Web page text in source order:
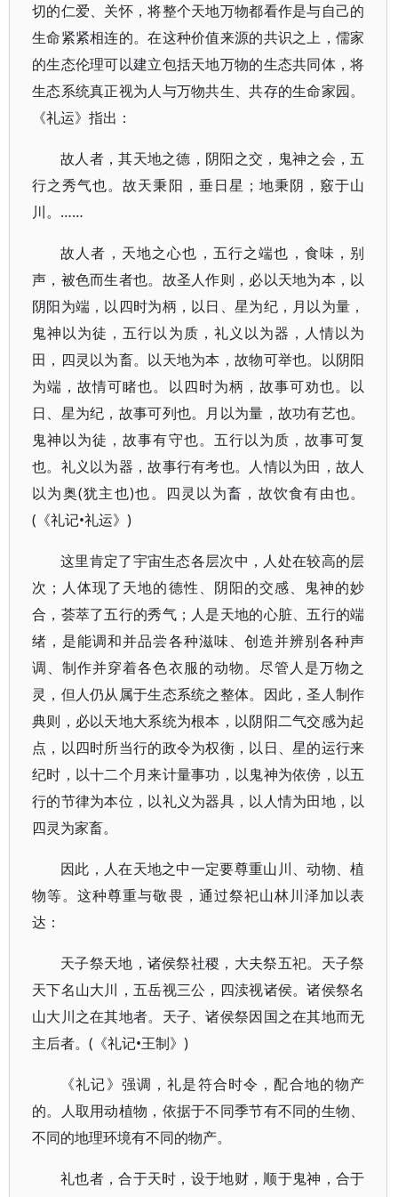
切的仁爱、关怀，将整个天地万物都看作是与自己的
生命紧紧相连的。在这种价值来源的共识之上，儒家
的生态伦理可以建立包括天地万物的生态共同体，将
生态系统真正视为人与万物共生、共存的生命家园。
《礼运》指出：
故人者，其天地之德，阴阳之交，鬼神之会，五
行之秀气也。故天秉阳，垂日星；地秉阴，竅于山
川。……
故人者，天地之心也，五行之端也，食味，别
声，被色而生者也。故圣人作则，必以天地为本，以
阴阳为端，以四时为柄，以日、星为纪，月以为量，
鬼神以为徒，五行以为质，礼义以为器，人情以为
田，四灵以为畜。以天地为本，故物可举也。以阴阳
为端，故情可睹也。以四时为柄，故事可劝也。以
日、星为纪，故事可列也。月以为量，故功有艺也。
鬼神以为徒，故事有守也。五行以为质，故事可复
也。礼义以为器，故事行有考也。人情以为田，故人
以为奥(犹主也)也。四灵以为畜，故饮食有由也。
(《礼记•礼运》)
这里肯定了宇宙生态各层次中，人处在较高的层
次；人体现了天地的德性、阴阳的交感、鬼神的妙
合，荟萃了五行的秀气；人是天地的心脏、五行的端
绪，是能调和并品尝各种滋味、创造并辨别各种声
调、制作并穿着各色衣服的动物。尽管人是万物之
灵，但人仍从属于生态系统之整体。因此，圣人制作
典则，必以天地大系统为根本，以阴阳二气交感为起
点，以四时所当行的政令为权衡，以日、星的运行来
纪时，以十二个月来计量事功，以鬼神为依傍，以五
行的节律为本位，以礼义为器具，以人情为田地，以
四灵为家畜。
因此，人在天地之中一定要尊重山川、动物、植
物等。这种尊重与敬畏，通过祭祀山林川泽加以表
达：
天子祭天地，诸侯祭社稷，大夫祭五祀。天子祭
天下名山大川，五岳视三公，四渎视诸侯。诸侯祭名
山大川之在其地者。天子、诸侯祭因国之在其地而无
主后者。(《礼记•王制》)
《礼记》强调，礼是符合时令，配合地的物产
的。人取用动植物，依据于不同季节有不同的生物、
不同的地理环境有不同的物产。
礼也者，合于天时，设于地财，顺于鬼神，合于